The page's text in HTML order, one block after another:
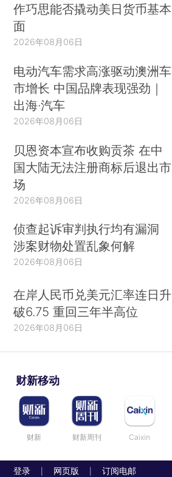
作巧思能否撬动美日货币基本
面
2026年08月06日
电动汽车需求高涨驱动澳洲车
市增长 中国品牌表现强劲｜
出海·汽车
2026年08月06日
贝恩资本宣布收购贡茶 在中
国大陆无法注册商标后退出市
场
2026年08月06日
侦查起诉审判执行均有漏洞
涉案财物处置乱象何解
2026年08月06日
在岸人民币兑美元汇率连日升
破6.75 重回三年半高位
2026年08月06日
财新移动
财新 财新周刊 Caixin
登录 网页版 订阅电邮